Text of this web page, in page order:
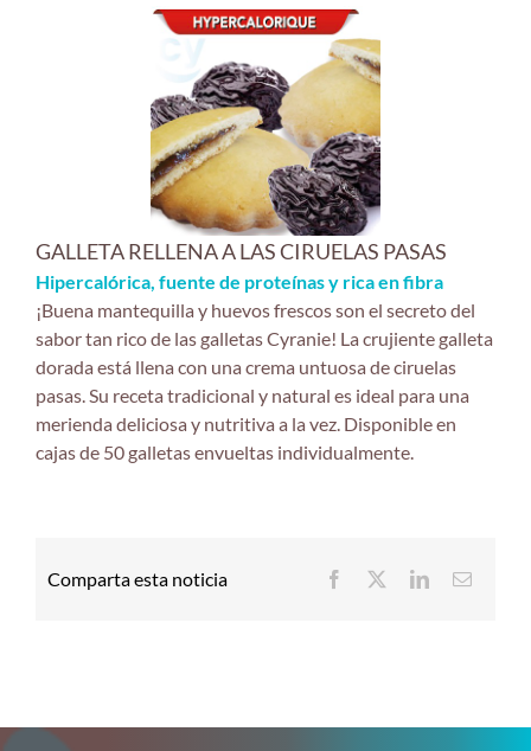
GALLETA RELLENA A LAS CIRUELAS PASAS
Hipercalórica, fuente de proteínas y rica en fibra
¡Buena mantequilla y huevos frescos son el secreto del
sabor tan rico de las galletas Cyranie! La crujiente galleta
dorada está llena con una crema untuosa de ciruelas
pasas. Su receta tradicional y natural es ideal para una
merienda deliciosa y nutritiva a la vez. Disponible en
cajas de 50 galletas envueltas individualmente.
Comparta esta noticia